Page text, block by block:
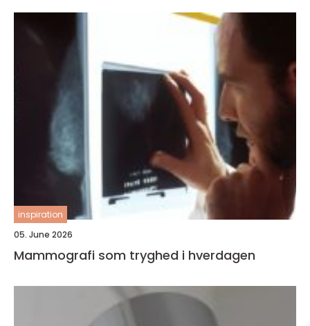
inspiration
05. June 2026
Mammografi som tryghed i hverdagen